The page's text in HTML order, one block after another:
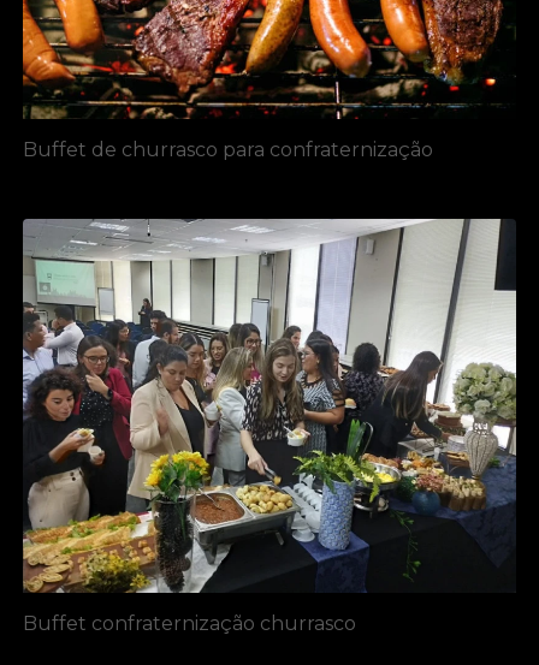
Buffet de churrasco para confraternização
Buffet confraternização churrasco